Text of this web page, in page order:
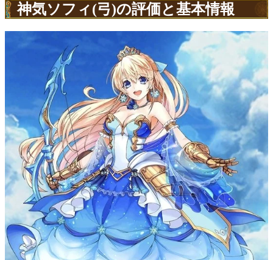
神気ソフィ(弓)の評価と基本情報